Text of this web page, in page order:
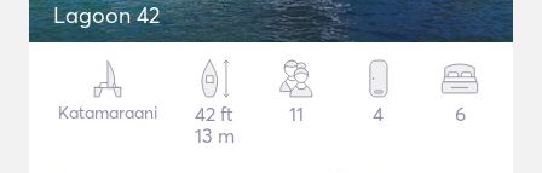
Lagoon 42
Katamaraani
42 ft
13 m
11 4 6